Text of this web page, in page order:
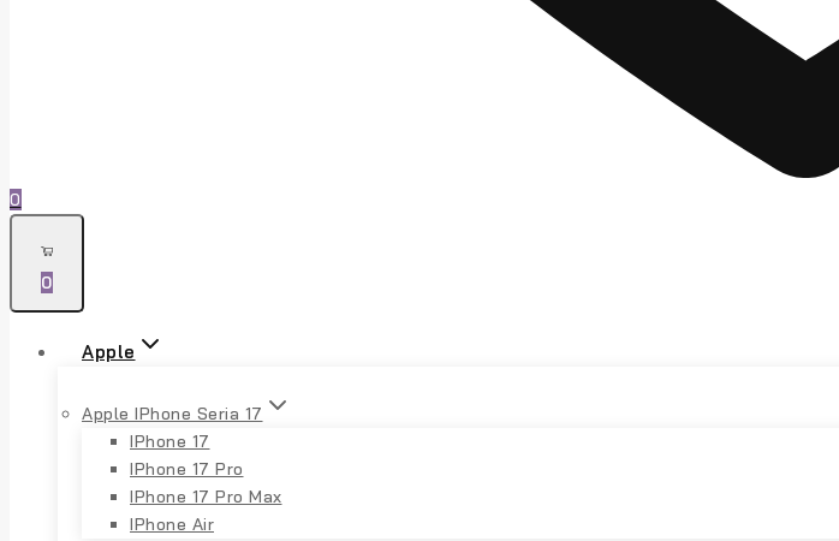
0
0
Apple
Apple IPhone Seria 17
IPhone 17
IPhone 17 Pro
IPhone 17 Pro Max
IPhone Air